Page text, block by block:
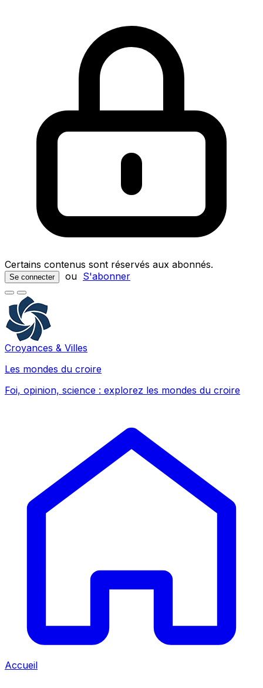
Certains contenus sont réservés aux abonnés.
Se connecter ou S'abonner
Croyances & Villes
Les mondes du croire
Foi, opinion, science : explorez les mondes du croire
Accueil